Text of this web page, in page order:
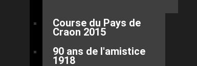
Course du Pays de
Craon 2015
90 ans de l'amistice
1918